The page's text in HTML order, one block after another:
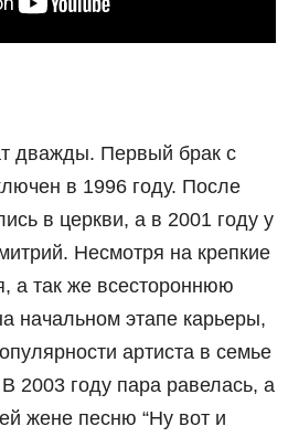
дважды. Первый брак с
в 1996 году. После
в церкви, а в 2001 году у
Несмотря на крепкие
а так же всестороннюю
начальном этапе карьеры,
артиста в семье
2003 году пара равелась, а
жене песню “Ну вот и